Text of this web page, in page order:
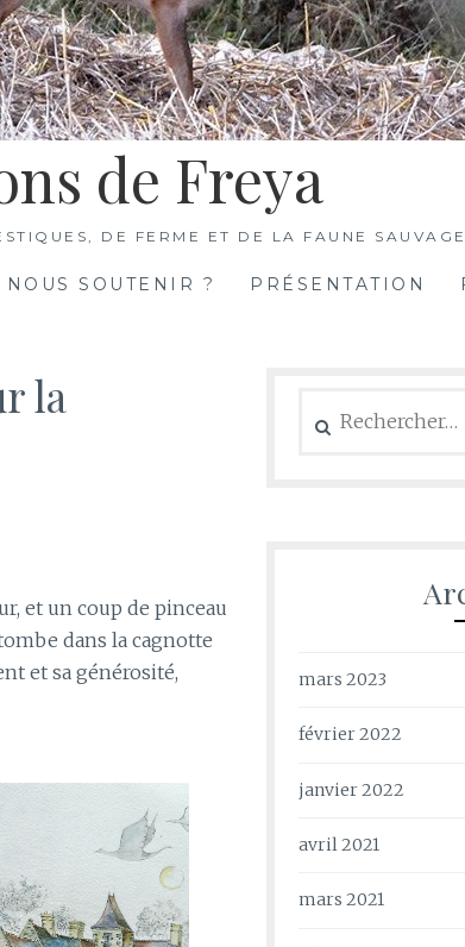
de Freya
DE FERME ET DE LA FAUNE SAUVAGE
NOUS SOUTENIR ? PRÉSENTATION
la
et un coup de pinceau
dans la cagnotte
et sa générosité,
mars 2023
février 2022
janvier 2022
avril 2021
mars 2021